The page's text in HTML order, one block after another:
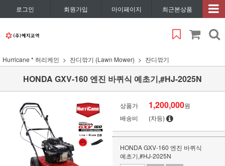
로그인 회원가입 마이페이지 최근본상품
Hurricane * 허리케인 잔디깎기 (Lawn Mower) 잔디깎기
HONDA GXV-160 엔진 바퀴식 예초기,#HJ-2025N
상품가 1,200,000원
배송비
(차등)
HONDA GXV-160 엔진 바퀴식
예초기,#HJ-2025N